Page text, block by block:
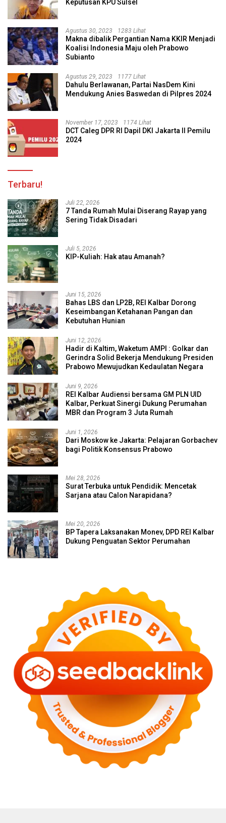
Keputusan KPU Sulsel
Agustus 30, 2023 1283 Lihat
Makna dibalik Pergantian Nama KKIR Menjadi
Koalisi Indonesia Maju oleh Prabowo
Subianto
Agustus 29, 2023 1177 Lihat
Dahulu Berlawanan, Partai NasDem Kini
Mendukung Anies Baswedan di Pilpres 2024
November 17, 2023 1174 Lihat
DCT Caleg DPR RI Dapil DKI Jakarta II Pemilu
2024
Terbaru!
Juli 22, 2026
7 Tanda Rumah Mulai Diserang Rayap yang
Sering Tidak Disadari
Juli 5, 2026
KIP-Kuliah: Hak atau Amanah?
Juni 15, 2026
Bahas LBS dan LP2B, REI Kalbar Dorong
Keseimbangan Ketahanan Pangan dan
Kebutuhan Hunian
Juni 12, 2026
Hadir di Kaltim, Waketum AMPI : Golkar dan
Gerindra Solid Bekerja Mendukung Presiden
Prabowo Mewujudkan Kedaulatan Negara
Juni 9, 2026
REI Kalbar Audiensi bersama GM PLN UID
Kalbar, Perkuat Sinergi Dukung Perumahan
MBR dan Program 3 Juta Rumah
Juni 1, 2026
Dari Moskow ke Jakarta: Pelajaran Gorbachev
bagi Politik Konsensus Prabowo
Mei 28, 2026
Surat Terbuka untuk Pendidik: Mencetak
Sarjana atau Calon Narapidana?
Mei 20, 2026
BP Tapera Laksanakan Monev, DPD REI Kalbar
Dukung Penguatan Sektor Perumahan